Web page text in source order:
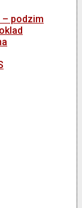
– podzim